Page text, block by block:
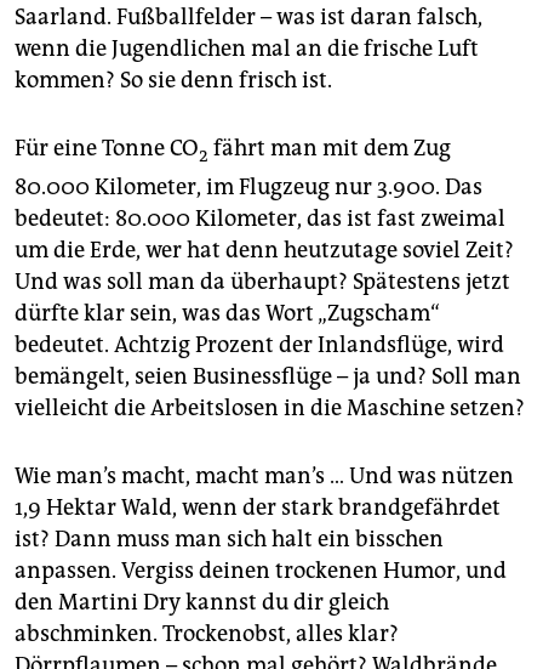
Saarland. Fußballfelder – was ist daran falsch,
wenn die Jugendlichen mal an die frische Luft
kommen? So sie denn frisch ist.
Für eine Tonne CO2 fährt man mit dem Zug
80.000 Kilometer, im Flugzeug nur 3.900. Das
bedeutet: 80.000 Kilometer, das ist fast zweimal
um die Erde, wer hat denn heutzutage soviel Zeit?
Und was soll man da überhaupt? Spätestens jetzt
dürfte klar sein, was das Wort „Zugscham“
bedeutet. Achtzig Prozent der Inlandsflüge, wird
bemängelt, seien Businessflüge – ja und? Soll man
vielleicht die Arbeitslosen in die Maschine setzen?
Wie man’s macht, macht man’s … Und was nützen
1,9 Hektar Wald, wenn der stark brandgefährdet
ist? Dann muss man sich halt ein bisschen
anpassen. Vergiss deinen trockenen Humor, und
den Martini Dry kannst du dir gleich
abschminken. Trockenobst, alles klar?